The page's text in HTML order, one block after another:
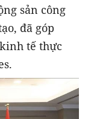
sản công
đã góp
tế thực